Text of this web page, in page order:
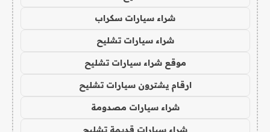
شراء سيارات سكراب
شراء سيارات تشليح
موقع شراء سيارات تشليح
ارقام يشترون سيارات تشليح
شراء سيارات مصدومة
شراء سيارات قديمة تشليح